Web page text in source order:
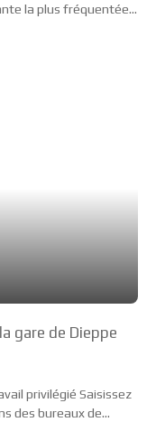
la plus fréquentée
ville :.
gare de Dieppe
privilégié Saisissez
des bureaux de